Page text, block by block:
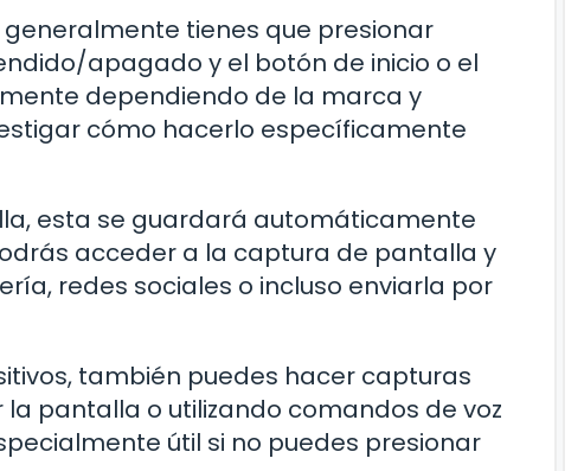
tienes que presionar
apagado y el botón de inicio o el
dependiendo de la marca y
cómo hacerlo específicamente
esta se guardará automáticamente
acceder a la captura de pantalla y
redes sociales o incluso enviarla por
también puedes hacer capturas
pantalla o utilizando comandos de voz
útil si no puedes presionar